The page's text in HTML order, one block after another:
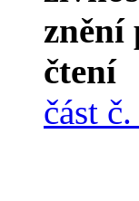
znění
čtení
část